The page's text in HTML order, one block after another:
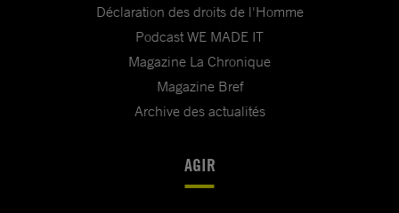
Déclaration des droits de l'Homme
Podcast WE MADE IT
Magazine La Chronique
Magazine Bref
Archive des actualités
AGIR